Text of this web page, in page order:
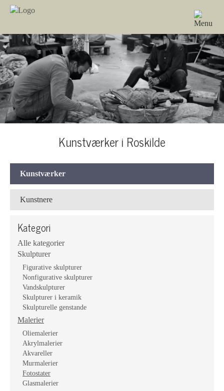
Kunstværker i Roskilde
Kunstværker
Kunstnere
Kategori
Alle kategorier
Skulpturer
Figurative skulpturer
Nonfigurative skulpturer
Vandskulpturer
Skulpturer i keramik
Skulpturelle genstande
Malerier
Oliemalerier
Akrylmalerier
Akvareller
Murmalerier
Fotostater
Glasmalerier